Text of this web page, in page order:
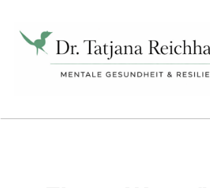
Reichhart
Schlagwort: Sinn